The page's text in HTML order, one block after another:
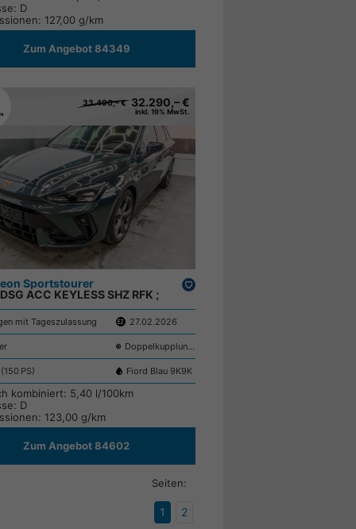
D
127,00 g/km
Zum Angebot 84349
33.490,– € 32.290,– €
inkl. 19% MwSt.
Sportstourer
ACC KEYLESS SHZ RFK ;
mit Tageszulassung 27.02.2026
PS) Fiord Blau 9K9K
kombiniert: 5,40 l/100km
D
123,00 g/km
Zum Angebot 84602
Seiten:
1 2